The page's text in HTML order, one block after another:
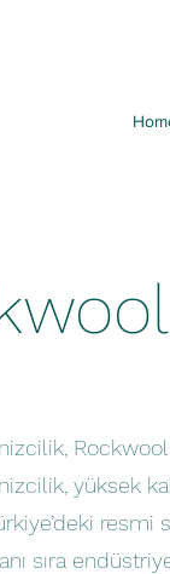
Rockwool
yüksek
resmi
sıra